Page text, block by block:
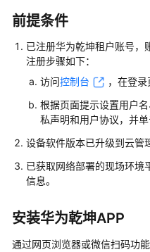
务
云
管
理
网
典
型
配
案
例
前提条件
已注册华为乾坤租户账号，
注册步骤如下：
访问控制台 ，在登录
根据页面提示设置用户
私声明和用户协议，并单
设备软件版本已升级到云管
已获取网络部署的现场环
信息。
安装华为乾坤APP
通过网页浏览器或微信扫码功